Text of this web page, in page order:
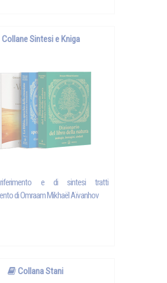
Collane Sintesi e Kniga
e di sintesi tratti
di Omraam Mikhaël Aïvanhov
Collana Stani